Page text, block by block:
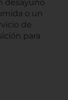
desayuno
o un
de
para